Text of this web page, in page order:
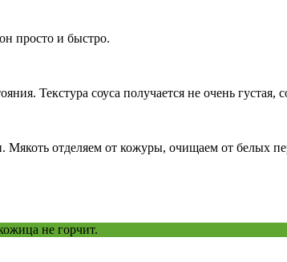
просто и быстро.
Текстура соуса получается не очень густая,
отделяем от кожуры, очищаем от белых
не горчит.